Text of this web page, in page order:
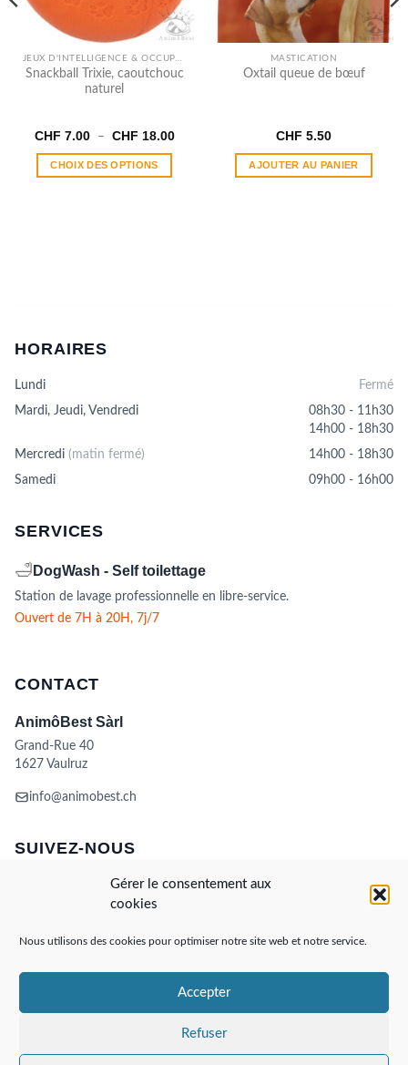
Gérer le consentement aux
cookies
Nous utilisons des cookies pour optimiser notre site web et notre service.
Accepter
Refuser
JEUX D'INTELLIGENCE & OCCUPATION
Snackball Trixie, caoutchouc
naturel
CHF 7.00 – CHF 18.00Plage
CHOIX DES OPTIONS
choisies
page
MASTICATION
Oxtail queue de bœuf
CHF 5.50
AJOUTER AU PANIER
HORAIRES
Lundi Fermé
Mardi, Jeudi, Vendredi
08h30 - 11h30
14h00 - 18h30
Mercredi (matin fermé)
14h00 - 18h30
Samedi
09h00 - 16h00
SERVICES
🛁 DogWash - Self toilettage
Station de lavage professionnelle en libre-service.
Ouvert de 7H à 20H, 7j/7
CONTACT
AnimôBest Sàrl
Grand-Rue 40
1627 Vaulruz
info@animobest.ch
SUIVEZ-NOUS
POLITIQUE DE COOKIES